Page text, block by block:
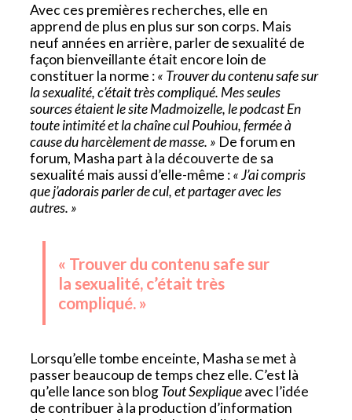
Avec ces premières recherches, elle en
apprend de plus en plus sur son corps. Mais
neuf années en arrière, parler de sexualité de
façon bienveillante était encore loin de
constituer la norme :« Trouver du contenu safe sur
la sexualité, c’était très compliqué. Mes seules
sources étaient le site Madmoizelle, le podcast En
toute intimité et la chaîne cul Pouhiou, fermée à
cause du harcèlement de masse. » De forum en
forum, Masha part à la découverte de sa
sexualité mais aussi d’elle-même :« J’ai compris
que j’adorais parler de cul, et partager avec les
autres. »
« Trouver du contenu safe sur
la sexualité, c’était très
compliqué. »
Lorsqu’elle tombe enceinte, Masha se met à
passer beaucoup de temps chez elle. C’est là
qu’elle lance son blogTout Sexpliqueavec l’idée
de contribuer à la production d’information